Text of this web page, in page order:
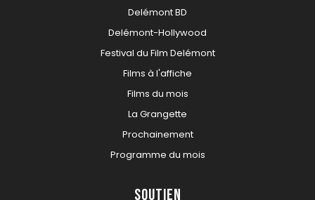
Delémont BD
Delémont-Hollywood
Festival du Film Delémont
Films à l'affiche
Films du mois
La Grangette
Prochainement
Programme du mois
Soutien